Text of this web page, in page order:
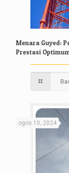
Menara Guyed:
Prestasi
ogos 10, 2024